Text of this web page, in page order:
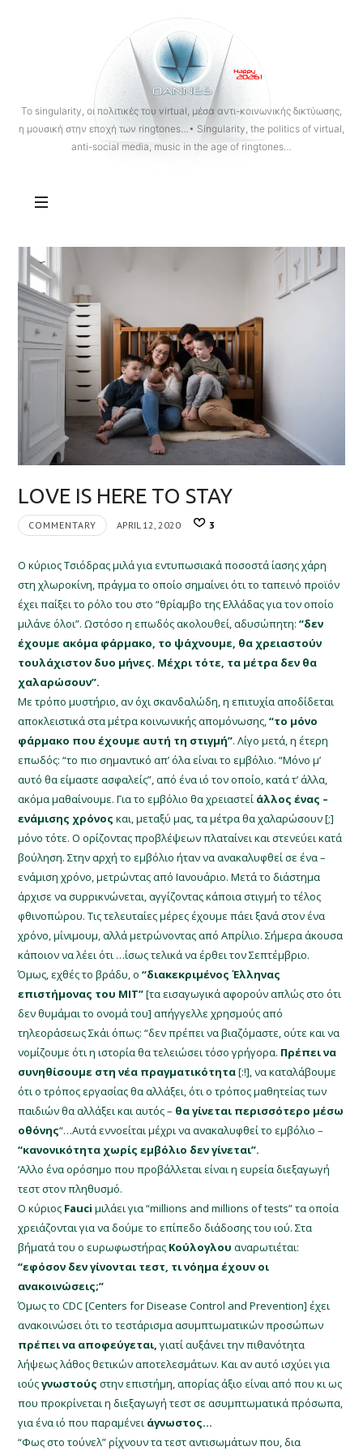
OANNES
To singularity, οι πολιτικές του virtual, μέσα αντι-κοινωνικής δικτύωσης,
η μουσική στην εποχή των ringtones…• Singularity, the politics of virtual,
anti-social media, music in the age of ringtones…
LOVE IS HERE TO STAY
COMMENTARY APRIL 12, 2020 3
Ο κύριος Τσιόδρας μιλά για εντυπωσιακά ποσοστά ίασης χάρη
στη χλωροκίνη, πράγμα το οποίο σημαίνει ότι το ταπεινό προϊόν
έχει παίξει το ρόλο του στο “θρίαμβο της Ελλάδας για τον οποίο
μιλάνε όλοι”. Ωστόσο η επωδός ακολουθεί, αδυσώπητη:“δεν
έχουμε ακόμα φάρμακο, το ψάχνουμε, θα χρειαστούν
τουλάχιστον δυο μήνες. Μέχρι τότε, τα μέτρα δεν θα
χαλαρώσουν”.
Με τρόπο μυστήριο, αν όχι σκανδαλώδη, η επιτυχία αποδίδεται
αποκλειστικά στα μέτρα κοινωνικής απομόνωσης,“το μόνο
φάρμακο που έχουμε αυτή τη στιγμή”. Λίγο μετά, η έτερη
επωδός: “το πιο σημαντικό απ’ όλα είναι το εμβόλιο. “Μόνο μ’
αυτό θα είμαστε ασφαλείς”, από ένα ιό τον οποίο, κατά τ’ άλλα,
ακόμα μαθαίνουμε. Για το εμβόλιο θα χρειαστεί άλλος ένας –
ενάμισης χρόνοςκαι, μεταξύ μας, τα μέτρα θα χαλαρώσουν [;]
μόνο τότε. Ο ορίζοντας προβλέψεων πλαταίνει και στενεύει κατά
βούληση. Στην αρχή το εμβόλιο ήταν να ανακαλυφθεί σε ένα –
ενάμιση χρόνο, μετρώντας από Ιανουάριο. Μετά το διάστημα
άρχισε να συρρικνώνεται, αγγίζοντας κάποια στιγμή το τέλος
φθινοπώρου. Τις τελευταίες μέρες έχουμε πάει ξανά στον ένα
χρόνο, μίνιμουμ, αλλά μετρώνοντας από Απρίλιο. Σήμερα άκουσα
κάποιον να λέει ότι …ίσως τελικά να έρθει τον Σεπτέμβριο.
Όμως, εχθές το βράδυ, ο“διακεκριμένος Έλληνας
επιστήμονας του MIT”[τα εισαγωγικά αφορούν απλώς στο ότι
δεν θυμάμαι το ονομά του] απήγγελλε χρησμούς από
τηλεοράσεως Σκάι όπως: “δεν πρέπει να βιαζόμαστε, ούτε και να
νομίζουμε ότι η ιστορία θα τελειώσει τόσο γρήγορα. Πρέπει να
συνηθίσουμε στη νέα πραγματικότητα[:!], να καταλάβουμε
ότι ο τρόπος εργασίας θα αλλάξει, ότι ο τρόπος μαθητείας των
παιδιών θα αλλάξει και αυτός – θα γίνεται περισσότερο μέσω
οθόνης“…Αυτά εννοείται μέχρι να ανακαλυφθεί το εμβόλιο –
“κανονικότητα χωρίς εμβόλιο δεν γίνεται”.
‘Αλλο ένα ορόσημο που προβάλλεται είναι η ευρεία διεξαγωγή
τεστ στον πληθυσμό.
Ο κύριος Fauciμιλάει για “millions and millions of tests” τα οποία
χρειάζονται για να δούμε το επίπεδο διάδοσης του ιού. Στα
βήματά του ο ευρωφωστήρας Κούλογλου αναρωτιέται:
“εφόσον δεν γίνονται τεστ, τι νόημα έχουν οι
ανακοινώσεις;”
Όμως το CDC [Centers for Disease Control and Prevention] έχει
ανακοινώσει ότι το τεστάρισμα ασυμπτωματικών προσώπων
πρέπει να αποφεύγεται,γιατί αυξάνει την πιθανότητα
λήψεως λάθος θετικών αποτελεσμάτων. Και αν αυτό ισχύει για
ιούςγνωστούςστην επιστήμη, απορίας άξιο είναι από που κι ως
που προκρίνεται η διεξαγωγή τεστ σε ασυμπτωματικά πρόσωπα,
για ένα ιό που παραμένει άγνωστος…
“Φως στο τούνελ” ρίχνουν τα τεστ αντισωμάτων που, δια